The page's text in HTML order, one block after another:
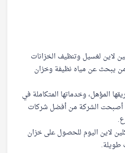
لاين لغسيل وتنظيف الخزانات
من يبحث عن مياه نظيفة وخزان
المؤهل، وخدماتها المتكاملة في
أصبحت الشركة من أفضل شركات
لاين اليوم للحصول على خزان
طويلة.